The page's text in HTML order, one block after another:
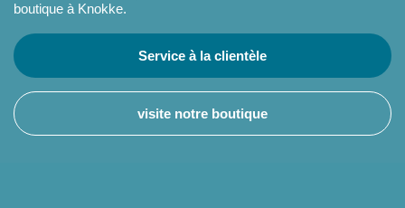
boutique à Knokke.
Service à la clientèle
visite notre boutique